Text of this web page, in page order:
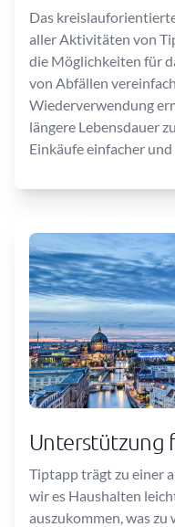
Das
aller Aktivitäten von
die Möglichkeiten für
von Abfällen
Wiederverwendung
längere Lebensdauer
Einkäufe einfacher
Unterstützung
Tiptapp trägt zu einer
wir es Haushalten
auszukommen, was